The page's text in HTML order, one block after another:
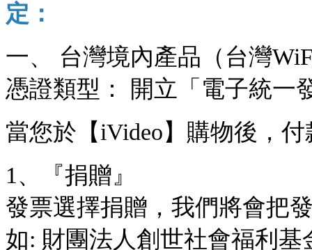
定：
一、 台灣境內產品（台灣
憑證類型： 開立「電子統一
當您於【iVideo】購物後，
1、『捐贈』
發票選擇捐贈，我們將會把
如: 財團法人創世社會福利